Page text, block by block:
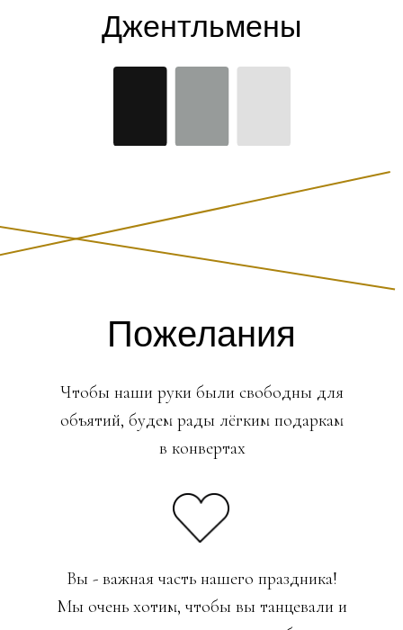
Джентльмены
Пожелания
Чтобы наши руки были свободны для
объятий, будем рады лёгким подаркам
в конвертах
Вы - важная часть нашего праздника!
Мы очень хотим, чтобы вы танцевали и